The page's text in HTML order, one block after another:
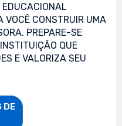
VOCÊ CONSTRUIR UMA
PREPARE-SE
QUE
E VALORIZA SEU
DE